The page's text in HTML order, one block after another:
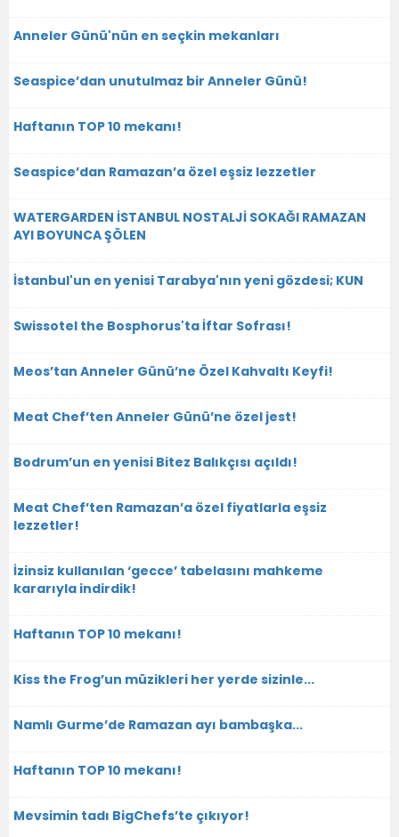
Anneler Günü'nün en seçkin mekanları
Seaspice’dan unutulmaz bir Anneler Günü!
Haftanın TOP 10 mekanı!
Seaspice’dan Ramazan’a özel eşsiz lezzetler
WATERGARDEN İSTANBUL NOSTALJİ SOKAĞI RAMAZAN
AYI BOYUNCA ŞÖLEN
İstanbul'un en yenisi Tarabya'nın yeni gözdesi; KUN
Swissotel the Bosphorus'ta İftar Sofrası!
Meos’tan Anneler Günü’ne Özel Kahvaltı Keyfi!
Meat Chef’ten Anneler Günü’ne özel jest!
Bodrum’un en yenisi Bitez Balıkçısı açıldı!
Meat Chef’ten Ramazan’a özel fiyatlarla eşsiz
lezzetler!
İzinsiz kullanılan ‘gecce’ tabelasını mahkeme
kararıyla indirdik!
Haftanın TOP 10 mekanı!
Kiss the Frog’un müzikleri her yerde sizinle...
Namlı Gurme’de Ramazan ayı bambaşka...
Haftanın TOP 10 mekanı!
Mevsimin tadı BigChefs’te çıkıyor!